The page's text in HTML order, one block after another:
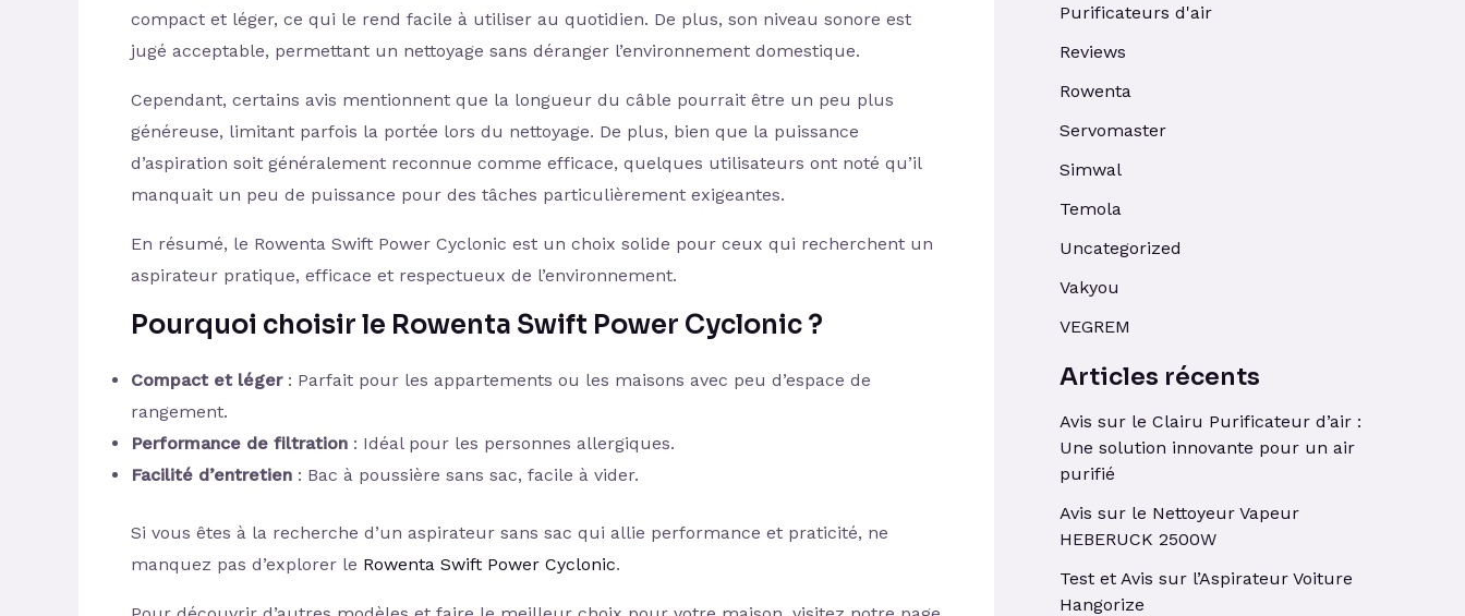
compact et léger, ce qui le rend facile à utiliser au quotidien. De plus, son niveau sonore est
jugé acceptable, permettant un nettoyage sans déranger l’environnement domestique.
Cependant, certains avis mentionnent que la longueur du câble pourrait être un peu plus
généreuse, limitant parfois la portée lors du nettoyage. De plus, bien que la puissance
d’aspiration soit généralement reconnue comme efficace, quelques utilisateurs ont noté qu’il
manquait un peu de puissance pour des tâches particulièrement exigeantes.
En résumé, le Rowenta Swift Power Cyclonic est un choix solide pour ceux qui recherchent un
aspirateur pratique, efficace et respectueux de l’environnement.
Pourquoi choisir le Rowenta Swift Power Cyclonic ?
Compact et léger: Parfait pour les appartements ou les maisons avec peu d’espace de
rangement.
Performance de filtration : Idéal pour les personnes allergiques.
Facilité d’entretien : Bac à poussière sans sac, facile à vider.
Si vous êtes à la recherche d’un aspirateur sans sac qui allie performance et praticité, ne
manquez pas d’explorer le Rowenta Swift Power Cyclonic.
Purificateurs d'air
Reviews
Rowenta
Servomaster
Simwal
Temola
Uncategorized
Vakyou
VEGREM
Articles récents
Avis sur le Clairu Purificateur d’air :
Une solution innovante pour un air
purifié
Avis sur le Nettoyeur Vapeur
HEBERUCK 2500W
Test et Avis sur l’Aspirateur Voiture
Hangorize